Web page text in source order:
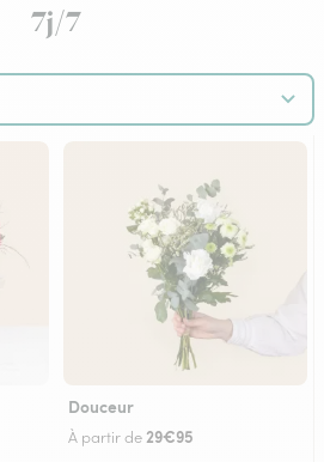
7j/7
Douceur
À partir de 29€95